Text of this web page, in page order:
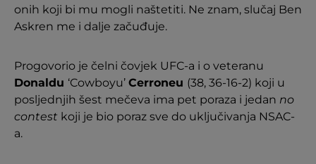
onih koji bi mu mogli naštetiti. Ne znam, slučaj Ben
Askren me i dalje začuđuje.
Progovorio je čelni čovjek UFC-a i o veteranu
Donaldu ‘Cowboyu’ Cerroneu (38, 36-16-2) koji u
posljednjih šest mečeva ima pet poraza i jedan no
contest koji je bio poraz sve do uključivanja NSAC-
a.